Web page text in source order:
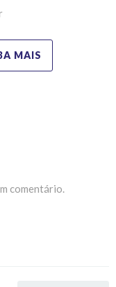
MAIS
comentário.